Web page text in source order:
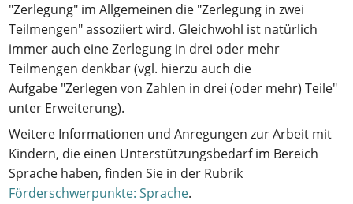
"Zerlegung" im Allgemeinen die "Zerlegung in zwei
Teilmengen" assoziiert wird. Gleichwohl ist natürlich
immer auch eine Zerlegung in drei oder mehr
Teilmengen denkbar (vgl. hierzu auch die
Aufgabe "Zerlegen von Zahlen in drei (oder mehr) Teile"
unter Erweiterung).
Weitere Informationen und Anregungen zur Arbeit mit
Kindern, die einen Unterstützungsbedarf im Bereich
Sprache haben, finden Sie in der Rubrik
Förderschwerpunkte: Sprache.